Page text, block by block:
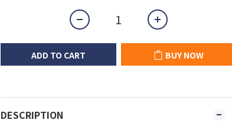
ADD TO CART BUY NOW
DESCRIPTION